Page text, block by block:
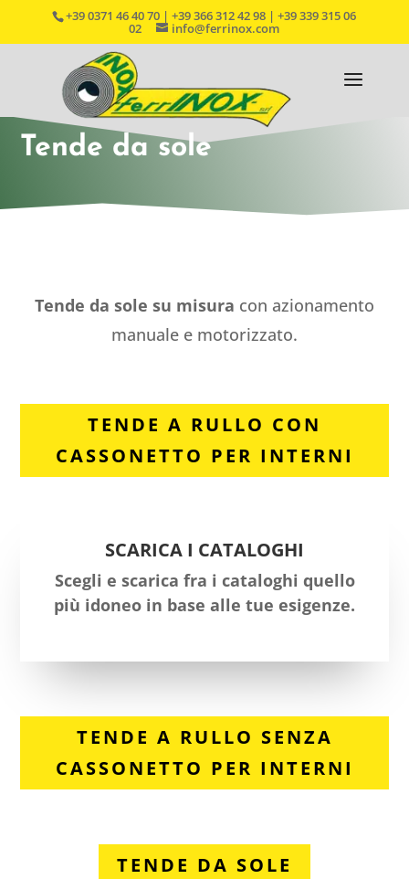
+39 0371 46 40 70 | +39 366 312 42 98 | +39 339 315 06
02 info@ferrinox.com
Tende da sole
Tende da sole su misura con azionamento
manuale e motorizzato.
TENDE A RULLO CON
CASSONETTO PER INTERNI
SCARICA I CATALOGHI
Scegli e scarica fra i cataloghi quello
più idoneo in base alle tue esigenze.
TENDE A RULLO SENZA
CASSONETTO PER INTERNI
TENDE DA SOLE